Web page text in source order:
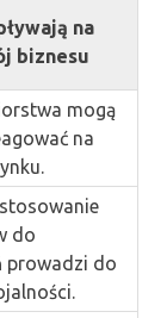
na
biznesu
mogą
na
do
prowadzi do